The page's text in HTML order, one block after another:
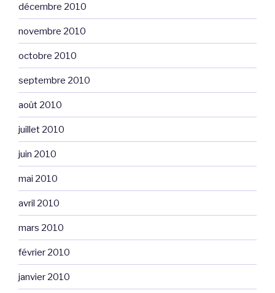
décembre 2010
novembre 2010
octobre 2010
septembre 2010
août 2010
juillet 2010
juin 2010
mai 2010
avril 2010
mars 2010
février 2010
janvier 2010